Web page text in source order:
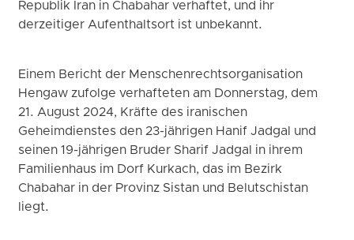
Republik Iran in Chabahar verhaftet, und ihr
derzeitiger Aufenthaltsort ist unbekannt.
Einem Bericht der Menschenrechtsorganisation
Hengaw zufolge verhafteten am Donnerstag, dem
21. August 2024, Kräfte des iranischen
Geheimdienstes den 23-jährigen Hanif Jadgal und
seinen 19-jährigen Bruder Sharif Jadgal in ihrem
Familienhaus im Dorf Kurkach, das im Bezirk
Chabahar in der Provinz Sistan und Belutschistan
liegt.